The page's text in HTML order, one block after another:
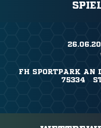
FH SPORTPARK AN
75334